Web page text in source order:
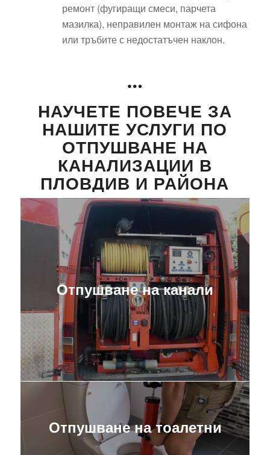
ремонт (фугиращи смеси, парчета
мазилка), неправилен монтаж на сифона
или тръбите с недостатъчен наклон.
НАУЧЕТЕ ПОВЕЧЕ ЗА
НАШИТЕ УСЛУГИ ПО
ОТПУШВАНЕ НА
КАНАЛИЗАЦИИ В
ПЛОВДИВ И РАЙОНА
Отпушване на канали
Отпушване на тоалетни